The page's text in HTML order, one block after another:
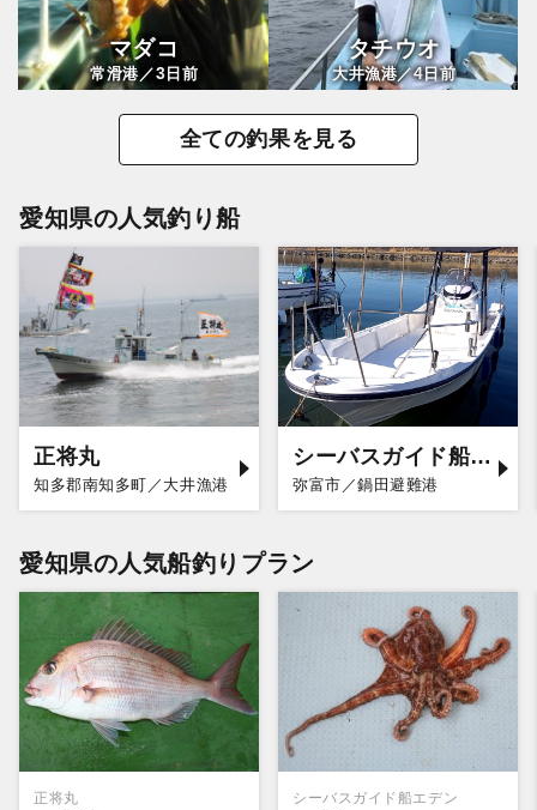
マダコ
常滑港／3日前
タチウオ
大井漁港／4日前
全ての釣果を見る
愛知県の人気釣り船
正将丸
知多郡南知多町／大井漁港
シーバスガイド船エデン
弥富市／鍋田避難港
愛知県の人気船釣りプラン
正将丸 シーバスガイド船エデン